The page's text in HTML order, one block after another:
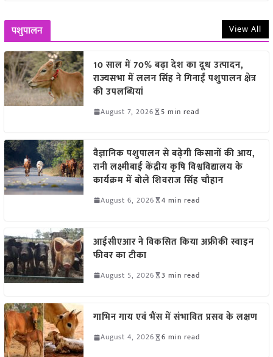
पशुपालन View All
10 साल में 70% बढ़ा देश का दूध उत्पादन,
राज्यसभा में ललन सिंह ने गिनाईं पशुपालन क्षेत्र
की उपलब्धियां
August 7, 2026 5 min read
वैज्ञानिक पशुपालन से बढ़ेगी किसानों की आय,
रानी लक्ष्मीबाई केंद्रीय कृषि विश्वविद्यालय के
कार्यक्रम में बोले शिवराज सिंह चौहान
August 6, 2026 4 min read
आईसीएआर ने विकसित किया अफ्रीकी स्वाइन
फीवर का टीका
August 5, 2026 3 min read
गाभिन गाय एवं भैंस में संभावित प्रसव के लक्षण
August 4, 2026 6 min read